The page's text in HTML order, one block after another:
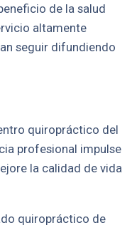
de la salud
altamente
seguir difundiendo
quiropráctico del
profesional impulse
la calidad de vida